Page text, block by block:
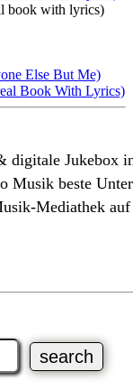
book with lyrics)
Else But Me)
Book With Lyrics)
digitale Jukebox
Musik beste
Mediathek